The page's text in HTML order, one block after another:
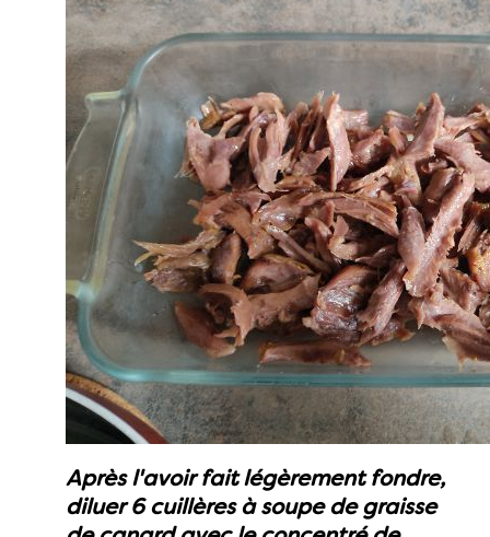
Après l'avoir fait légèrement fondre,
diluer 6 cuillères à soupe de graisse